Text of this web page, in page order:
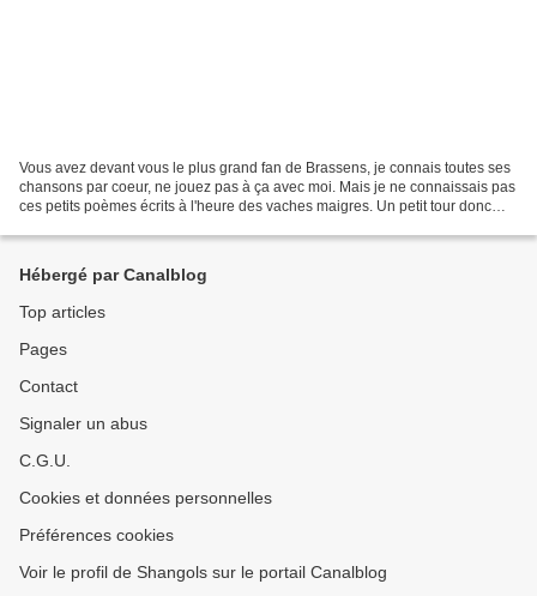
Vous avez devant vous le plus grand fan de Brassens, je connais toutes ses
chansons par coeur, ne jouez pas à ça avec moi. Mais je ne connaissais pas
ces petits poèmes écrits à l'heure des vaches maigres. Un petit tour donc
Hébergé par Canalblog
Top articles
Pages
Contact
Signaler un abus
C.G.U.
Cookies et données personnelles
Préférences cookies
Voir le profil de Shangols sur le portail Canalblog